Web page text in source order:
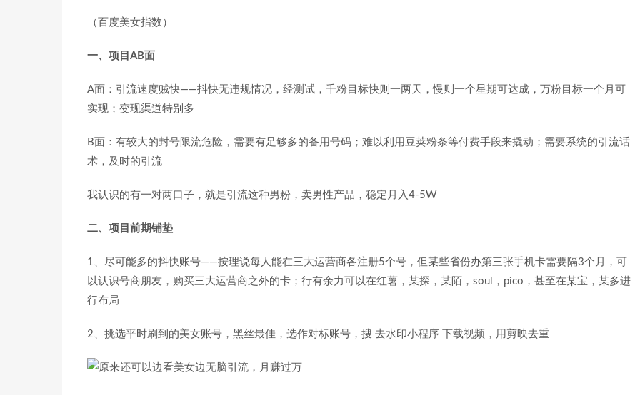
（百度美女指数）
一、项目AB面
A面：引流速度贼快——抖快无违规情况，经测试，千粉目标快则一两天，慢则一个星期可达成，万粉目标一个月可
实现；变现渠道特别多
B面：有较大的封号限流危险，需要有足够多的备用号码；难以利用豆荚粉条等付费手段来撬动；需要系统的引流话
术，及时的引流
我认识的有一对两口子，就是引流这种男粉，卖男性产品，稳定月入4-5W
二、项目前期铺垫
1、尽可能多的抖快账号——按理说每人能在三大运营商各注册5个号，但某些省份办第三张手机卡需要隔3个月，可
以认识号商朋友，购买三大运营商之外的卡；行有余力可以在红薯，某探，某陌，soul，pico，甚至在某宝，某多进
行布局
2、挑选平时刷到的美女账号，黑丝最佳，选作对标账号，搜 去水印小程序 下载视频，用剪映去重